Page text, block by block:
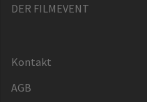
DER FILMEVENT
Kontakt
AGB